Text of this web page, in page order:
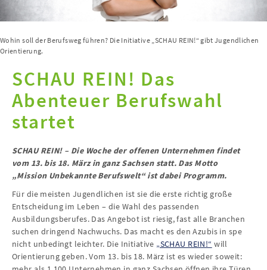
Wohin soll der Berufsweg führen? Die Initiative „SCHAU REIN!“ gibt Jugendlichen
Orientierung.
SCHAU REIN! Das
Abenteuer Berufswahl
startet
SCHAU REIN! – Die Woche der offenen Unternehmen findet
vom 13. bis 18. März in ganz Sachsen statt. Das Motto
„Mission Unbekannte Berufswelt“ ist dabei Programm.
Für die meisten Jugendlichen ist sie die erste richtig große
Entscheidung im Leben – die Wahl des passenden
Ausbildungsberufes. Das Angebot ist riesig, fast alle Branchen
suchen dringend Nachwuchs. Das macht es den Azubis in spe
nicht unbedingt leichter. Die Initiative „SCHAU REIN!“ will
Orientierung geben. Vom 13. bis 18. März ist es wieder soweit: